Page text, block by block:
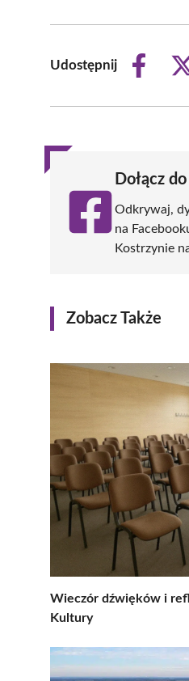
Udostępnij
Share
Dołącz
Odkrywaj,
na
Kostrzynie
Zobacz Także
Wieczór dźwięków i
Kultury